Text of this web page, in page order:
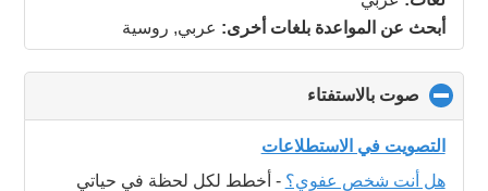
contents
أبحث عن المواعدة بلغات أخرى: عربي, روسية
صوت بالاستفتاء
to
collapse
contents
التصويت في الاستطلاعات
هل أنت شخص عفوي؟ - أخطط لكل لحظة في حياتي